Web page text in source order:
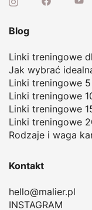
Blog
Linki treningowe
Jak wybrać
Linki treningowe
Linki treningowe
Linki treningowe
Linki treningowe
Rodzaje i waga
Kontakt
hello@malier.pl
INSTAGRAM